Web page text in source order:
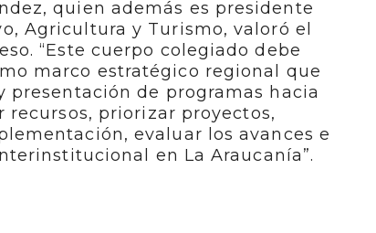
quien además es presidente
Agricultura y Turismo, valoró el
“Este cuerpo colegiado debe
marco estratégico regional que
presentación de programas hacia
recursos, priorizar proyectos,
evaluar los avances e
en La Araucanía”.